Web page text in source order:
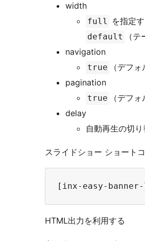
width
full を指定
default
（
navigation
true （デフ
pagination
true （デフ
delay
自動再生の切
スライドショー ショートコ
HTML出力を利用する